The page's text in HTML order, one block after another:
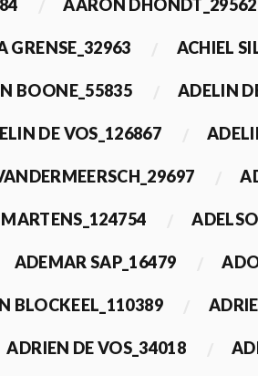
AARON DHONDT_29562
GRENSE_32963 ACHIEL
BOONE_55835 ADELIN
DE VOS_126867
ADEMAR SAP_16479
BLOCKEEL_110389
ADRIEN DE VOS_34018